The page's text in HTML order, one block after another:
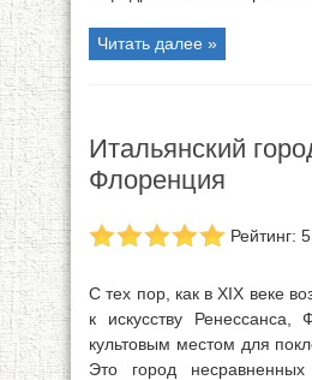
Читать далее »
Итальянский
Флоренция
Рейтинг:
С тех пор, как в XIX веке
к искусству Ренессанса,
культовым местом для
Это город несравненных